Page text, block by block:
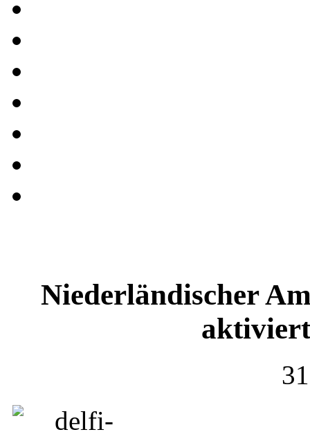
Niederländischer